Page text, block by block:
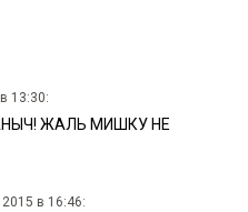
13:30:
ЖАЛЬ МИШКУ НЕ
в 16:46: